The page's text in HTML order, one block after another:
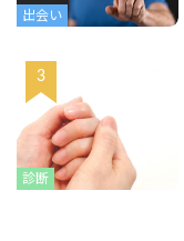
出会い
診断